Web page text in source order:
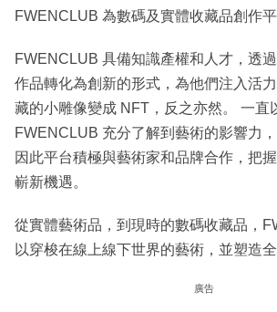
FWENCLUB 為數碼及實體收藏品創作平
FWENCLUB 具備知識產權和人才，透
作品轉化為創新的形式，為他們注入活
藏的小雕像變成 NFT，反之亦然。 一直
FWENCLUB 充分了解到藝術的影響力
因此平台積極與藝術家和品牌合作，把
嶄新機遇。
從實體藝術品，到現時的數碼收藏品，
以穿梭在線上線下世界的藝術，並塑造全
廣告